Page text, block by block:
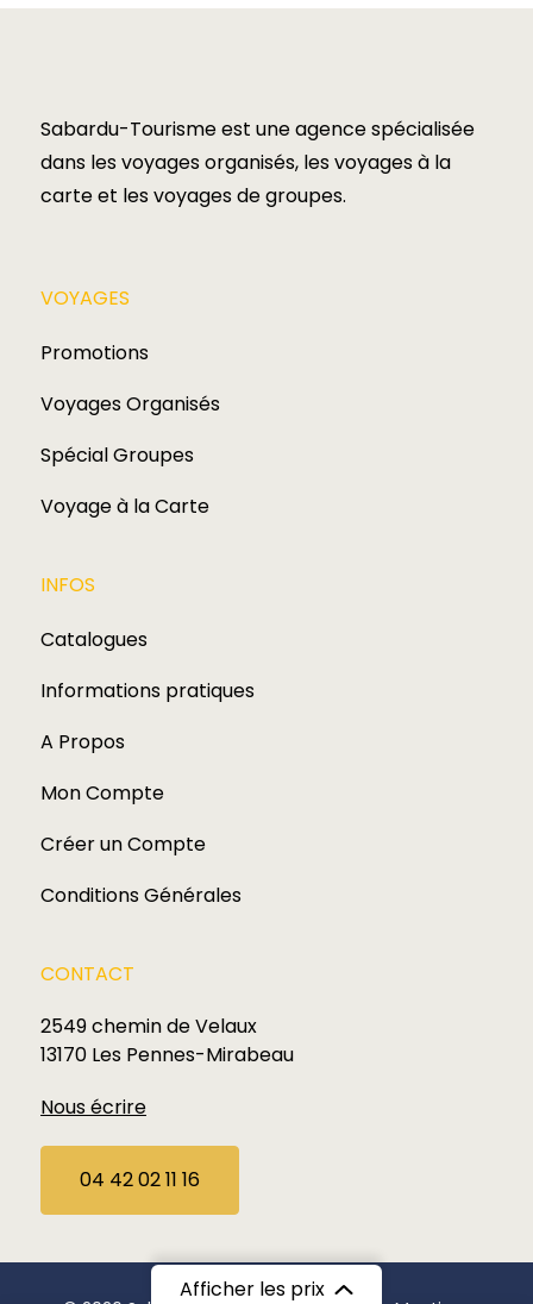
Afficher les prix
Sabardu-Tourisme est une agence spécialisée
dans les voyages organisés, les voyages à la
carte et les voyages de groupes.​
VOYAGES​
Promotions
Voyages Organisés
Spécial Groupes
Voyage à la Carte
INFOS
Catalogues
Informations pratiques
A Propos
Mon Compte
Créer un Compte
Conditions Générales
CONTACT
2549 chemin de Velaux
13170 Les Pennes-Mirabeau
Nous écrire
04 42 02 11 16